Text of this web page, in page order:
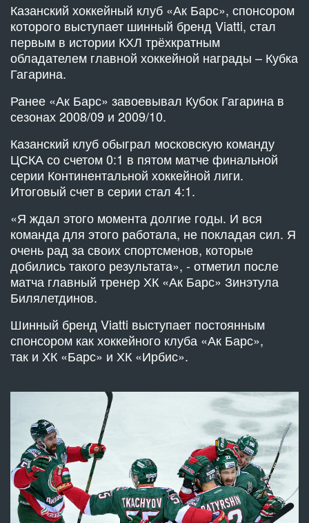
Казанский хоккейный клуб «Ак Барс», спонсором
которого выступает шинный бренд Viatti, стал
первым в истории КХЛ трёхкратным
обладателем главной хоккейной награды – Кубка
Гагарина.
Ранее «Ак Барс» завоевывал Кубок Гагарина в
сезонах 2008/09 и 2009/10.
Казанский клуб обыграл московскую команду
ЦСКА со счетом 0:1 в пятом матче финальной
серии Континентальной хоккейной лиги.
Итоговый счет в серии стал 4:1.
«Я ждал этого момента долгие годы. И вся
команда для этого работала, не покладая сил. Я
очень рад за своих спортсменов, которые
добились такого результата», - отметил после
матча главный тренер ХК «Ак Барс» Зинэтула
Билялетдинов.
Шинный бренд Viatti выступает постоянным
спонсором как хоккейного клуба «Ак Барс»,
так и ХК «Барс» и ХК «Ирбис».